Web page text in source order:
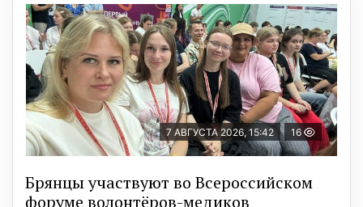
7 АВГУСТА 2026, 15:42 16
Брянцы участвуют во Всероссийском
форуме волонтёров-медиков